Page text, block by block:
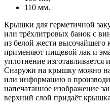
110 мм.
Крышки для герметичной
или трёхлитровых банок с
из белой жести высочайшего
применяют пищевой лак и
уплотнение
Снаружи на крышку можно
или информацию о
напечатанное изображение
верхний слой придаёт